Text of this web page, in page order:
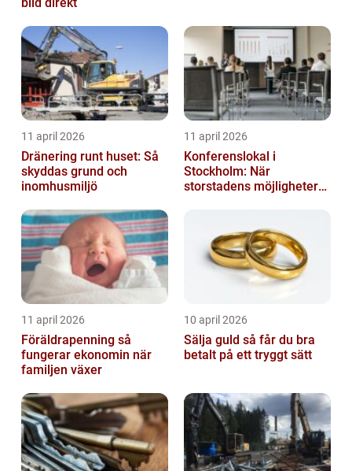
11 april 2026
Dränering runt huset: Så
skyddas grund och
inomhusmiljö
11 april 2026
Konferenslokal i
Stockholm: När
storstadens möjligheter
11 april 2026
Föräldrapenning så
fungerar ekonomin när
familjen växer
10 april 2026
Sälja guld så får du bra
betalt på ett tryggt sätt